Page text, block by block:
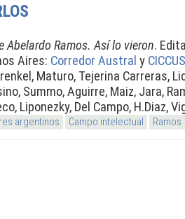
Abelardo Ramos. Así lo vieron.
Aires: Corredor Austral y CICCUS
Maturo, Tejerina Carreras,
Summo, Aguirre, Maiz, Jara,
Liponezky, Del Campo, H.Diaz,
argentinos Campo intelectual Ramos